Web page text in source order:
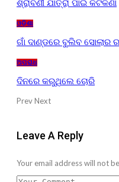
ଶ୍ରାବଣୀ ଯାତ୍ରା ପାଇଁ କଟକଣା
ଓଡ଼ିଶା
ଗାଁ ଦାଣ୍ଡରେ ବୁଲିବ ସୋଲାର
ଅପରାଧ
ଦିନରେ କରୁଥିଲେ ଚୋରି
PrevNext
Leave A Reply
Your email address will not